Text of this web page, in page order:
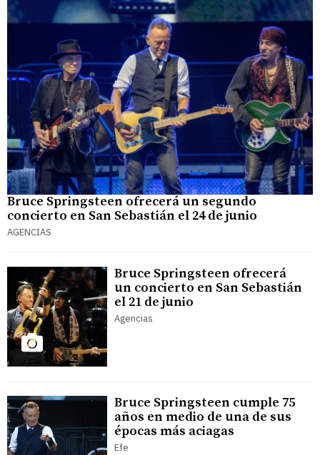
Bruce Springsteen ofrecerá un segundo
concierto en San Sebastián el 24 de junio
AGENCIAS
Bruce Springsteen ofrecerá
un concierto en San Sebastián
el 21 de junio
Agencias
Bruce Springsteen cumple 75
años en medio de una de sus
épocas más aciagas
Efe